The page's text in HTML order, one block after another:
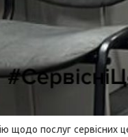
щодо послуг сервісних